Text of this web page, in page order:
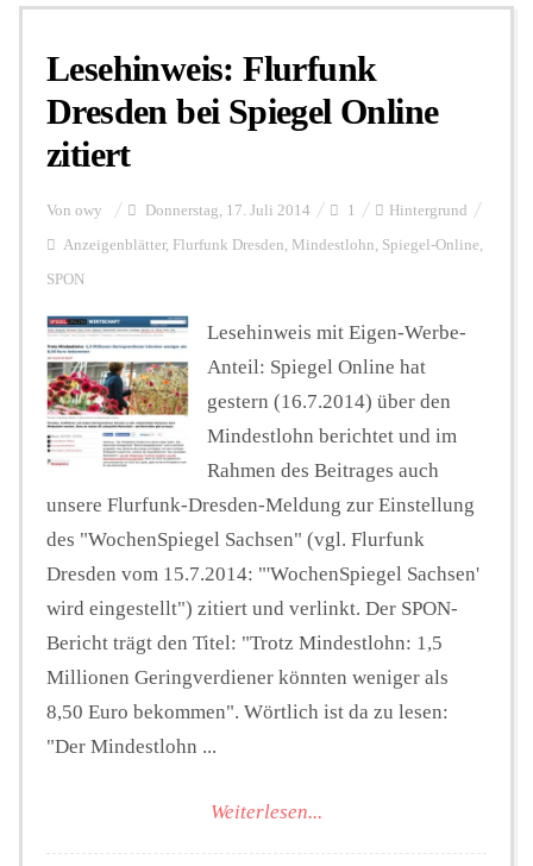
Personalien
FUNKTURM-Beiträge
Podcast
Seminare
Unterstützen
Lesehinweis: Flurfunk
Dresden bei Spiegel Online
zitiert
Von owy Donnerstag, 17. Juli 2014 1 Hintergrund
Anzeigenblätter, Flurfunk Dresden, Mindestlohn, Spiegel-Online,
SPON
Lesehinweis mit Eigen-Werbe-
Anteil: Spiegel Online hat
gestern (16.7.2014) über den
Mindestlohn berichtet und im
Rahmen des Beitrages auch
unsere Flurfunk-Dresden-Meldung zur Einstellung
des "WochenSpiegel Sachsen" (vgl. Flurfunk
Dresden vom 15.7.2014: "'WochenSpiegel Sachsen'
wird eingestellt") zitiert und verlinkt. Der SPON-
Bericht trägt den Titel: "Trotz Mindestlohn: 1,5
Millionen Geringverdiener könnten weniger als
8,50 Euro bekommen". Wörtlich ist da zu lesen:
"Der Mindestlohn ...
Weiterlesen...